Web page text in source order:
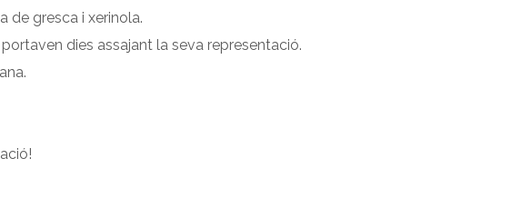
de gresca i xerinola.
dies assajant la seva representació.